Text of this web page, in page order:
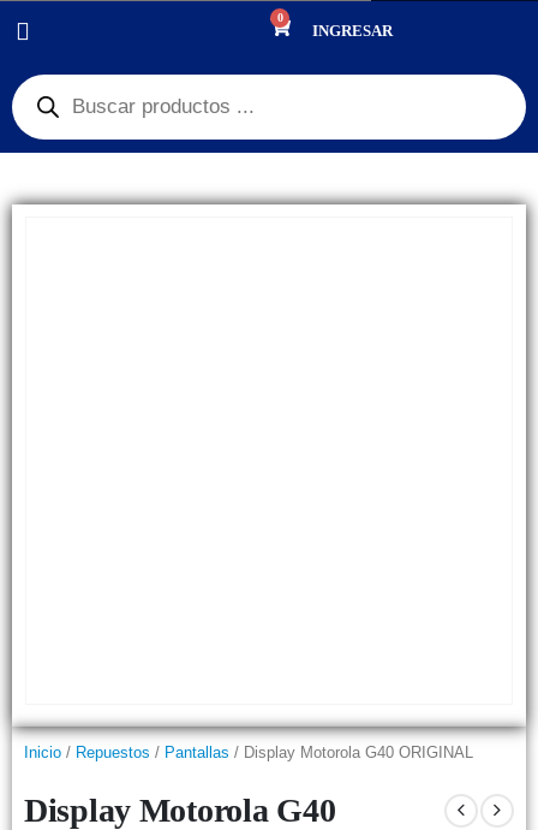
0
INGRESAR
20% OFF
Inicio / Repuestos / Pantallas / Display Motorola G40 ORIGINAL
Display Motorola G40